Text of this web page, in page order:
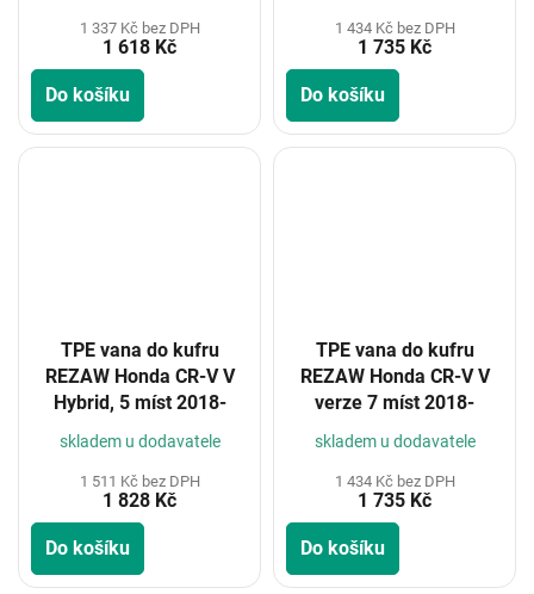
1 337 Kč bez DPH
1 618 Kč
Do košíku
1 434 Kč bez DPH
1 735 Kč
Do košíku
TPE vana do kufru
REZAW Honda CR-V V
Hybrid, 5 míst 2018-
skladem u dodavatele
1 511 Kč bez DPH
1 828 Kč
Do košíku
TPE vana do kufru
REZAW Honda CR-V V
verze 7 míst 2018-
skladem u dodavatele
1 434 Kč bez DPH
1 735 Kč
Do košíku